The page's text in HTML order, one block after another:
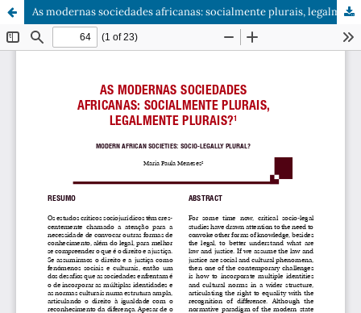
As modernas sociedades africanas: socialmente plurais, legalmente plurais?